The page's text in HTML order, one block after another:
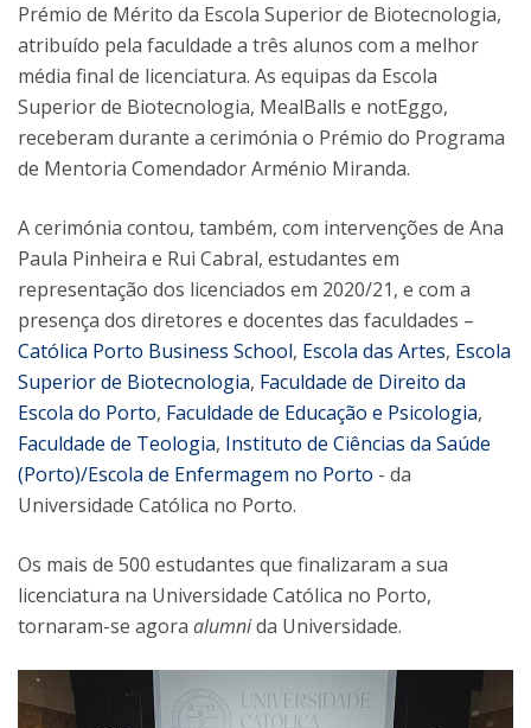
Prémio de Mérito da Escola Superior de Biotecnologia,
atribuído pela faculdade a três alunos com a melhor
média final de licenciatura. As equipas da Escola
Superior de Biotecnologia, MealBalls e notEggo,
receberam durante a cerimónia o Prémio do Programa
de Mentoria Comendador Arménio Miranda.
A cerimónia contou, também, com intervenções de Ana
Paula Pinheira e Rui Cabral, estudantes em
representação dos licenciados em 2020/21, e com a
presença dos diretores e docentes das faculdades –
Católica Porto Business School, Escola das Artes, Escola
Superior de Biotecnologia, Faculdade de Direito da
Escola do Porto, Faculdade de Educação e Psicologia,
Faculdade de Teologia, Instituto de Ciências da Saúde
(Porto)/Escola de Enfermagem no Porto - da
Universidade Católica no Porto.
Os mais de 500 estudantes que finalizaram a sua
licenciatura na Universidade Católica no Porto,
tornaram-se agora alumnida Universidade.